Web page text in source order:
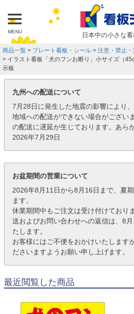
MENU 日本中の小さな看
商品一覧 プレート看板・シール 注意・禁止・
イラスト看板「犬のフンお断り」小サイズ（
示板
九州への配送について
7月28日に発生した地震の影響により
地域への配送ができない場合がござい
の配送に遅延が生じております。あら
2026年7月29日
お盆期間の営業について
2026年8月11日から8月16日まで、夏
ます。
休業期間中もご注文は受け付けており
送およびお問い合わせへの返信は、8
たします。
お客様にはご不便をおかけいたします
ださいますようお願い申し上げます。
最近閲覧した商品